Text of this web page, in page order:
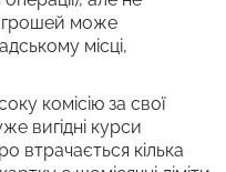
грошей може
місці,
комісію за свої
вигідні курси
втрачається кілька